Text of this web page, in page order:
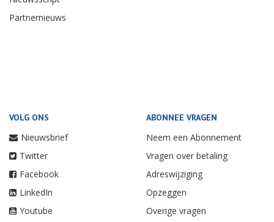
Partnernieuws
VOLG ONS
Nieuwsbrief
Twitter
Facebook
LinkedIn
Youtube
ABONNEE VRAGEN
Neem een Abonnement
Vragen over betaling
Adreswijziging
Opzeggen
Overige vragen